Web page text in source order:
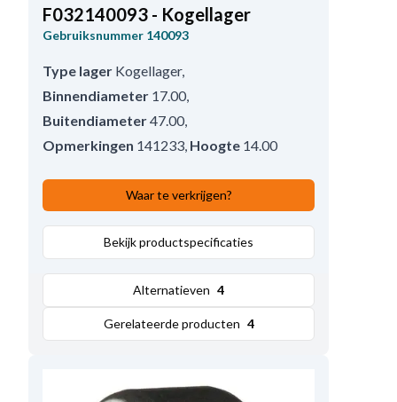
F032140093 - Kogellager
Gebruiksnummer 140093
Type lager Kogellager,
Binnendiameter 17.00,
Buitendiameter47.00,
Opmerkingen 141233, Hoogte 14.00
Waar te verkrijgen?
Bekijk productspecificaties
Alternatieven 4
Gerelateerde producten 4